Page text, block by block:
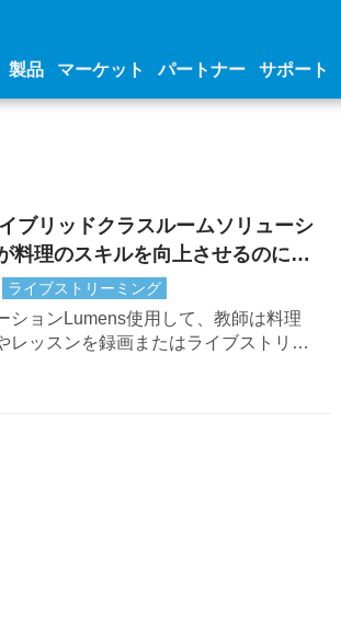
製品 マーケット パートナー サポート
ブリッドクラスルームソリューシ
料理のスキルを向上させるのに役
ライブストリーミング
ションLumens使用して、教師は料理
レッスンを録画またはライブストリー